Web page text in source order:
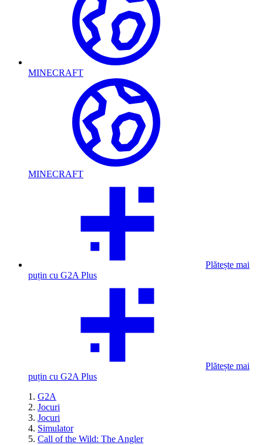
MINECRAFT
MINECRAFT
Plătește mai
puțin cu G2A Plus
Plătește mai
puțin cu G2A Plus
G2A
Jocuri
Jocuri
Simulator
Call of the Wild: The Angler